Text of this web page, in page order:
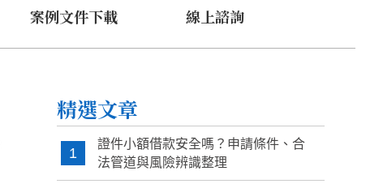
案例文件下載 線上諮詢
精選文章
1
證件小額借款安全嗎？申請條件、合
法管道與風險辨識整理